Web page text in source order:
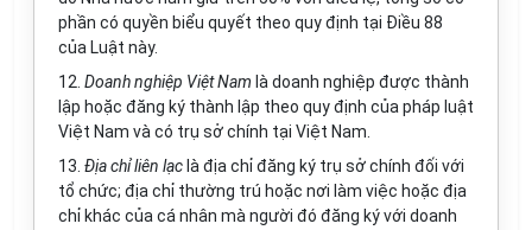
phần có quyền biểu quyết theo quy định tại Điều 88
của Luật này.
12. Doanh nghiệp Việt Nam là doanh nghiệp được thành
lập hoặc đăng ký thành lập theo quy định của pháp luật
Việt Nam và có trụ sở chính tại Việt Nam.
13. Địa chỉ liên lạc là địa chỉ đăng ký trụ sở chính đối với
tổ chức; địa chỉ thường trú hoặc nơi làm việc hoặc địa
chỉ khác của cá nhân mà người đó đăng ký với doanh